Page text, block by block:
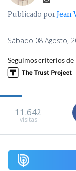
Publicado porJean
Sábado 08 Agosto,
Seguimos criterios de
11.642
visitas